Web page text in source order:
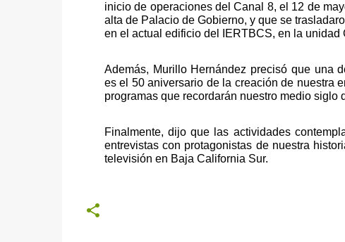
inicio de operaciones del Canal 8, el 12 de
alta de Palacio de Gobierno, y que se
en el actual edificio del IERTBCS, en la unidad
Además, Murillo Hernández precisó que una
es el 50 aniversario de la creación de nuestra
programas que recordarán nuestro medio siglo
Finalmente, dijo que las actividades
entrevistas con protagonistas de nuestra
televisión en Baja California Sur.